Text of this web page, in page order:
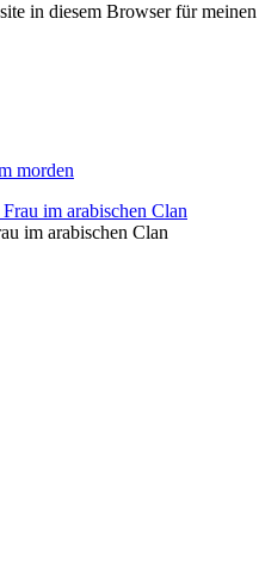
in diesem Browser für meinen
im arabischen Clan